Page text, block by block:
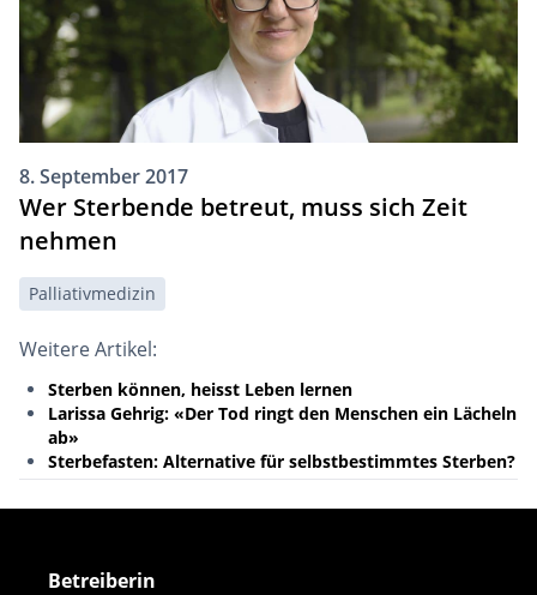
8. September 2017
Wer Sterbende betreut, muss sich Zeit
nehmen
Palliativmedizin
Weitere Artikel:
Sterben können, heisst Leben lernen
Larissa Gehrig: «Der Tod ringt den Menschen ein Lächeln
ab»
Sterbefasten: Alternative für selbstbestimmtes Sterben?
Betreiberin